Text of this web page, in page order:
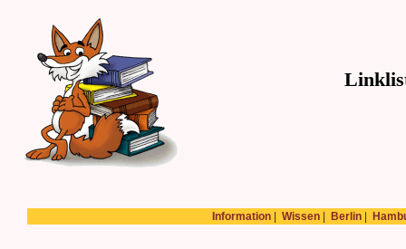
Information| Wissen| Berlin|